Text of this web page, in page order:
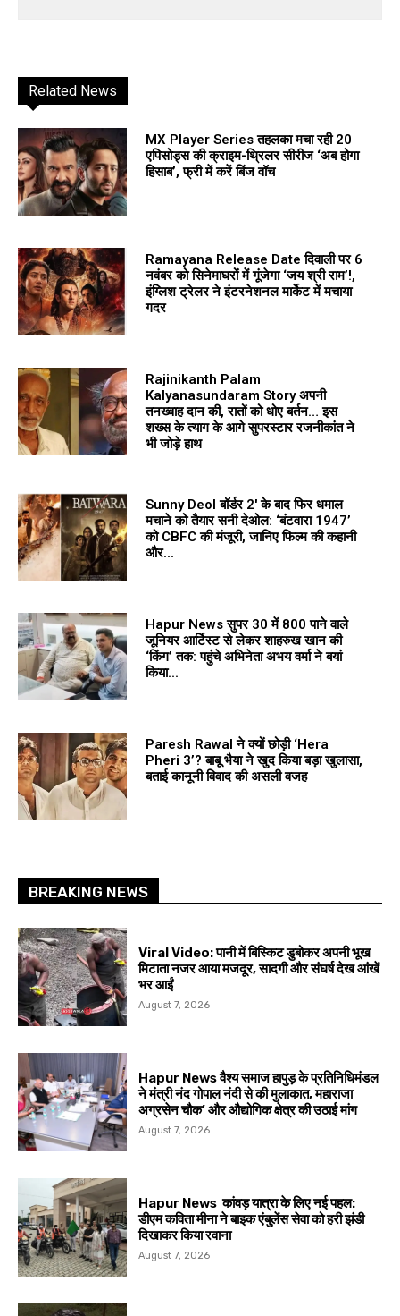
Related News
MX Player Series तहलका मचा रही 20
एपिसोड्स की क्राइम-थ्रिलर सीरीज ‘अब होगा
हिसाब’, फ्री में करें बिंज वॉच
Ramayana Release Date दिवाली पर 6
नवंबर को सिनेमाघरों में गूंजेगा ‘जय श्री राम’!,
इंग्लिश ट्रेलर ने इंटरनेशनल मार्केट में मचाया
गदर
Rajinikanth Palam
Kalyanasundaram Story अपनी
तनख्वाह दान की, रातों को धोए बर्तन… इस
शख्स के त्याग के आगे सुपरस्टार रजनीकांत ने
भी जोड़े हाथ
Sunny Deol बॉर्डर 2′ के बाद फिर धमाल
मचाने को तैयार सनी देओल: ‘बंटवारा 1947’
को CBFC की मंजूरी, जानिए फिल्म की कहानी
और...
Hapur News सुपर 30 में ₹800 पाने वाले
जूनियर आर्टिस्ट से लेकर शाहरुख खान की
‘किंग’ तक: पहुंचे अभिनेता अभय वर्मा ने बयां
किया...
Paresh Rawal ने क्यों छोड़ी ‘Hera
Pheri 3’? बाबू भैया ने खुद किया बड़ा खुलासा,
बताई कानूनी विवाद की असली वजह
BREAKING NEWS
Viral Video: पानी में बिस्किट डुबोकर अपनी भूख
मिटाता नजर आया मजदूर, सादगी और संघर्ष देख आंखें
भर आईं
August 7, 2026
Hapur News वैश्य समाज हापुड़ के प्रतिनिधिमंडल
ने मंत्री नंद गोपाल नंदी से की मुलाकात, महाराजा
अग्रसेन चौक’ और औद्योगिक क्षेत्र की उठाई मांग
August 7, 2026
Hapur News कांवड़ यात्रा के लिए नई पहल:
डीएम कविता मीना ने बाइक एंबुलेंस सेवा को हरी झंडी
दिखाकर किया रवाना
August 7, 2026